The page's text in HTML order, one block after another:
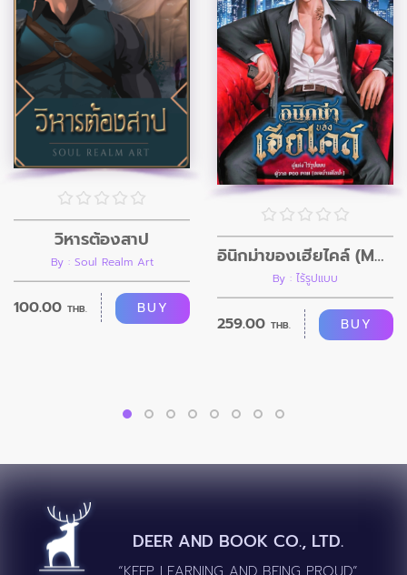
วิหารต้องสาป
By : Soul Realm Art
100.00 THB. BUY
อินิกม่าของเฮียไคล์ (Mpreg)
By : ไร้รูปแบบ
259.00 THB. BUY
DEER AND BOOK CO., LTD.